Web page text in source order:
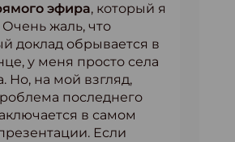
эфира, который я
Очень жаль, что
доклад обрывается в
у меня просто села
Но, на мой взгляд,
последнего
в самом
Если